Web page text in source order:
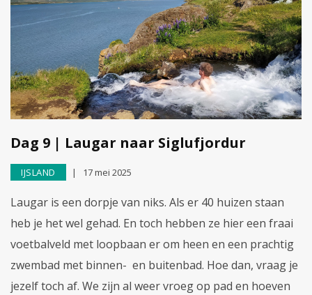
Dag 9 | Laugar naar Siglufjordur
IJSLAND 17 mei 2025
Laugar is een dorpje van niks. Als er 40 huizen staan
heb je het wel gehad. En toch hebben ze hier een fraai
voetbalveld met loopbaan er om heen en een prachtig
zwembad met binnen- en buitenbad. Hoe dan, vraag je
jezelf toch af. We zijn al weer vroeg op pad en hoeven